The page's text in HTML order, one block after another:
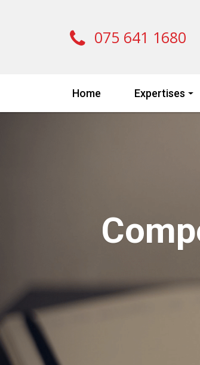
075 641 1680
Home Expertises